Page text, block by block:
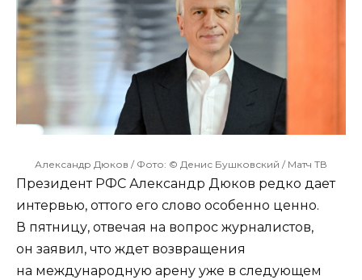
Александр Дюков / Фото: © Денис Бушковский / Матч ТВ
Президент РФС Александр Дюков редко дает
интервью, оттого его слово особенно ценно.
В пятницу, отвечая на вопрос журналистов,
он заявил, что ждет возвращения
на международную арену уже в следующем